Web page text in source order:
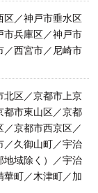
区／神戸市垂水区
市兵庫区／神戸市
／西宮市／尼崎市
北区／京都市上京
都市東山区／京都
京都市西京区／
／久御山町／宇治
地域除く）／宇治
華町／木津町／加